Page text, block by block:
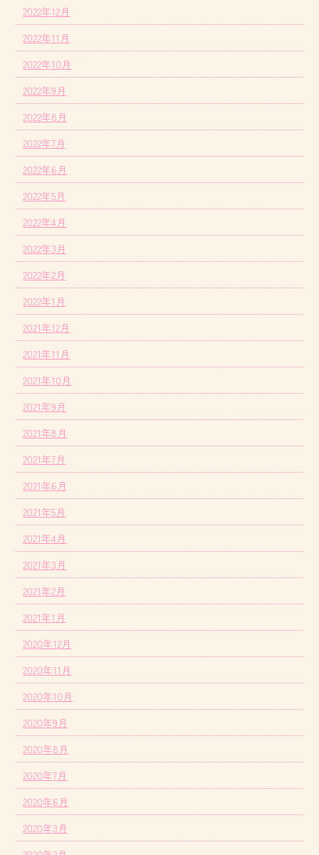
2022年12月
2022年11月
2022年10月
2022年9月
2022年8月
2022年7月
2022年6月
2022年5月
2022年4月
2022年3月
2022年2月
2022年1月
2021年12月
2021年11月
2021年10月
2021年9月
2021年8月
2021年7月
2021年6月
2021年5月
2021年4月
2021年3月
2021年2月
2021年1月
2020年12月
2020年11月
2020年10月
2020年9月
2020年8月
2020年7月
2020年6月
2020年3月